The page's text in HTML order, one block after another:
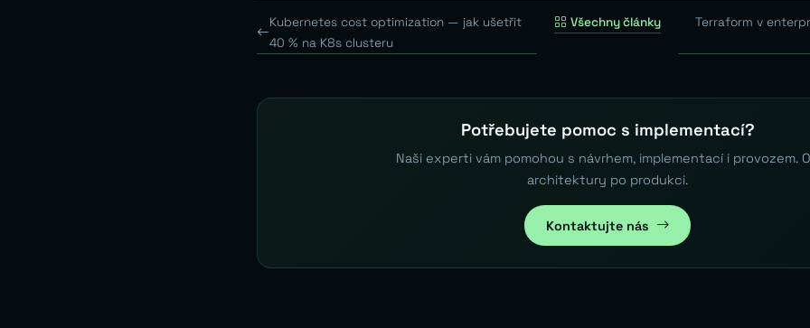
Kubernetes cost optimization — jak ušetřit
40 % na K8s clusteru
Všechny články Terraform v
Potřebujete pomoc s implementací?
Naši experti vám pomohou s návrhem, implementací i provozem.
architektury po produkci.
Kontaktujte nás